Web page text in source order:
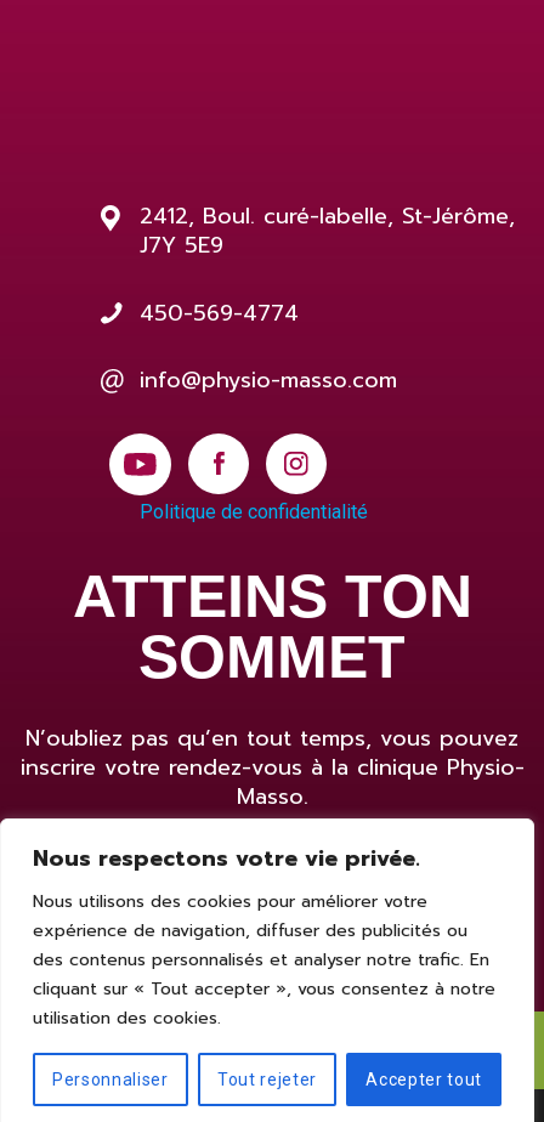
Nous respectons votre vie privée.
Nous utilisons des cookies pour améliorer votre
expérience de navigation, diffuser des publicités ou
des contenus personnalisés et analyser notre trafic. En
cliquant sur « Tout accepter », vous consentez à notre
utilisation des cookies.
Personnaliser Tout rejeter Accepter tout
2412, Boul. curé-labelle, St-Jérôme,
J7Y 5E9
450-569-4774
info@physio-masso.com
Politique de confidentialité
ATTEINS TON
SOMMET
N’oubliez pas qu’en tout temps, vous pouvez
inscrire votre rendez-vous à la clinique Physio-
Masso.
Prendre rendez-vous
© 2022 - Physio-Masso